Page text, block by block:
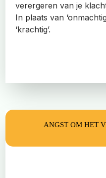
verergeren van je
In plaats van
‘krachtig’.
ANGST OM HET